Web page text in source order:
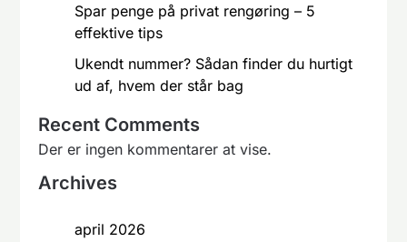
Spar penge på privat rengøring – 5
effektive tips
Ukendt nummer? Sådan finder du hurtigt
ud af, hvem der står bag
Recent Comments
Der er ingen kommentarer at vise.
Archives
april 2026